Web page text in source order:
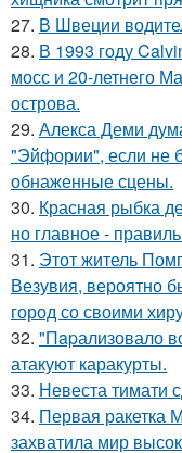
27. В Швеции
28. В 1993 году
мосс и 20-летнего
острова.
29. Алекса Деми
"Эйфории", если не
обнаженные сцены.
30. Красная рыбка
но главное -
31. Этот житель
Везувия, вероятно
город со своими
32. "Пapализовало
атакуют каракурты.
33. Невеста тимати
34. Первая ракетка
захватила мир